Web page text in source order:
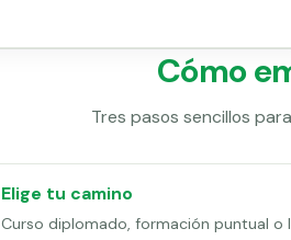
Cómo
Tres pasos sencillos
Elige tu camino
Curso diplomado, formación puntual